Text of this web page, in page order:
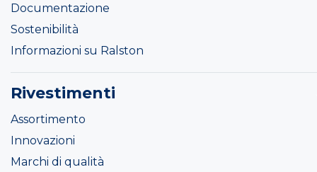
Documentazione
Sostenibilità
Informazioni su Ralston
Rivestimenti
Assortimento
Innovazioni
Marchi di qualità